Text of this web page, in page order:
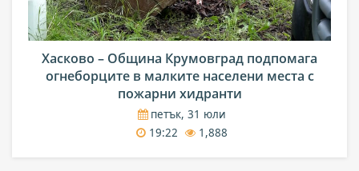
Хасково – Община Крумовград подпомага
огнеборците в малките населени места с
пожарни хидранти
петък, 31 юли
19:22
1,888